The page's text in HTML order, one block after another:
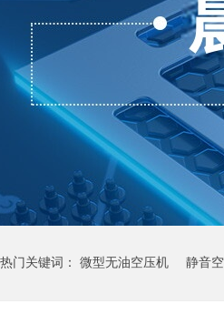
热门关键词： 微型无油空压机 静音